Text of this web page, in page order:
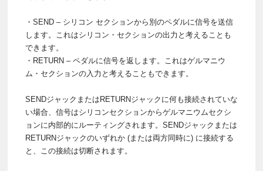
・SEND – シリコン セクションから別のペダルに信号を送信
します。これはシリコン・セクションの出力と考えることも
できます。
・RETURN – ペダルに信号を返します。これはゲルマニウ
ム・セクションの入力と考えることもできます。
SENDジャックまたはRETURNジャックに何も接続されていな
い場合、信号はシリコンセクションからゲルマニウムセクシ
ョンに内部的にルーティングされます。SENDジャックまたは
RETURNジャックのいずれか (または両方同時に) に接続する
と、この接続は切断されます。